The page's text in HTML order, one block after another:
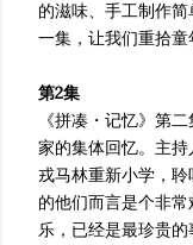
的滋味、手工制作
一集，让我们重拾童
第2集
《拼凑・记忆》第
家的集体回忆。主
戎马林重新小学，
的他们而言是个非
乐，已经是最珍贵